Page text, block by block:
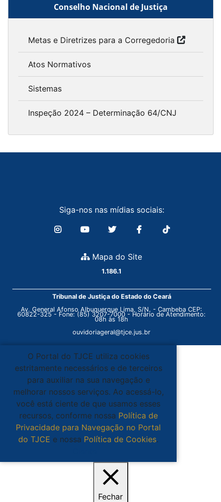
Conselho Nacional de Justiça
Metas e Diretrizes para a Corregedoria
Atos Normativos
Sistemas
Inspeção 2024 – Determinação 64/CNJ
Siga-nos nas mídias sociais:
Mapa do Site
1.186.1
Tribunal de Justiça do Estado do Ceará
Av. General Afonso Albuquerque Lima, S/N. - Cambeba CEP:
60822-325 - Fone: (85) 3207-7000 - Horário de Atendimento:
08h às 18h
ouvidoriageral@tjce.jus.br
O Portal do TJCE utiliza cookies
estritamente necessários e de terceiros
para auxiliar na sua navegação e
melhorar nossos serviços. Ao acessá-lo,
você está ciente de que usamos esses
recursos, conforme nossa Política de
Privacidade para Navegação no Portal
do TJCE e nossa Política de Cookies.
Fechar